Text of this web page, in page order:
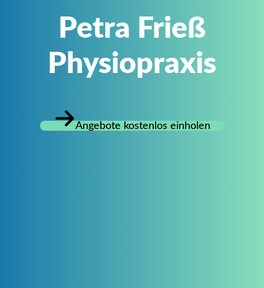
Petra Frieß
Physiopraxis
Angebote kostenlos einholen